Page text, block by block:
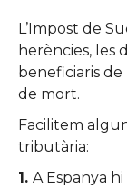
L’Impost de
herències, les
beneficiaris de
de mort.
Facilitem
tributària:
1. A Espanya